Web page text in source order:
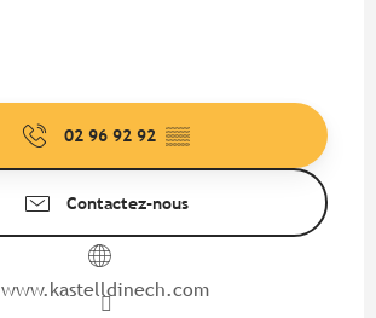
02 96 92 92 ▒▒
Contactez-nous
www.kastelldinech.com